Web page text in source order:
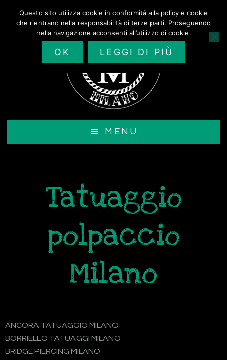
contenuto
MENU
Tatuaggio
polpaccio
Milano
ANCORA TATUAGGIO MILANO
BORRIELLO TATUAGGI MILANO
BRIDGE PIERCING MILANO
Questo sito utilizza cookie in conformità alla policy e cookie
che rientrano nella responsabilità di terze parti. Proseguendo
nella navigazione acconsenti all’utilizzo di cookie.
OK LEGGI DI PIÙ